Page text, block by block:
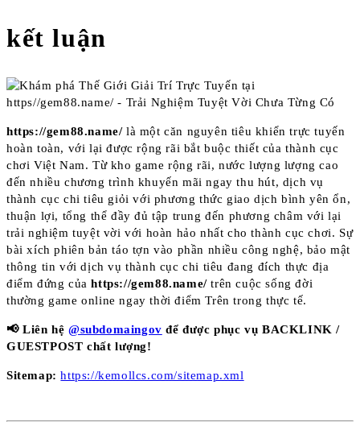
kết luận
https://gem88.name/là một căn nguyên tiêu khiển trực tuyến
hoàn toàn, với lại được rộng rãi bắt buộc thiết của thành cục
chơi Việt Nam. Từ kho game rộng rãi, nước lượng lượng cao
đến nhiều chương trình khuyến mãi ngay thu hút, dịch vụ
thành cục chi tiêu giỏi với phương thức giao dịch bình yên ổn,
thuận lợi, tổng thể đầy đủ tập trung đến phương châm với lại
trải nghiệm tuyệt vời với hoàn hảo nhất cho thành cục chơi. Sự
bài xích phiên bản táo tợn vào phần nhiều công nghệ, bảo mật
thông tin với dịch vụ thành cục chi tiêu đang đích thực địa
điểm đứng củahttps://gem88.name/trên cuộc sống đời
thường game online ngay thời điểm Trên trong thực tế.
📢 Liên hệ @subdomaingov để được phục vụ BACKLINK /
GUESTPOST chất lượng!
Sitemap: https://kemollcs.com/sitemap.xml